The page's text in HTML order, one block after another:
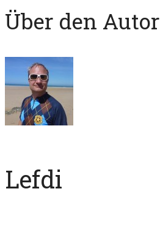
Über den Autor
Lefdi